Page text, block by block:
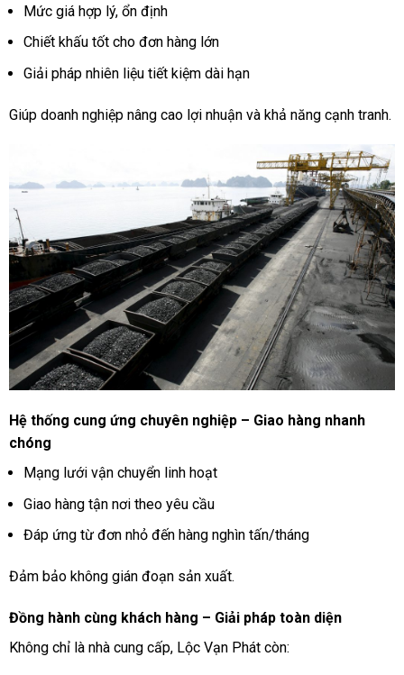
Mức giá hợp lý, ổn định
Chiết khấu tốt cho đơn hàng lớn
Giải pháp nhiên liệu tiết kiệm dài hạn
Giúp doanh nghiệp nâng cao lợi nhuận và khả năng cạnh tranh.
Hệ thống cung ứng chuyên nghiệp – Giao hàng nhanh
chóng
Mạng lưới vận chuyển linh hoạt
Giao hàng tận nơi theo yêu cầu
Đáp ứng từ đơn nhỏ đến hàng nghìn tấn/tháng
Đảm bảo không gián đoạn sản xuất.
Đồng hành cùng khách hàng – Giải pháp toàn diện
Không chỉ là nhà cung cấp, Lộc Vạn Phát còn: